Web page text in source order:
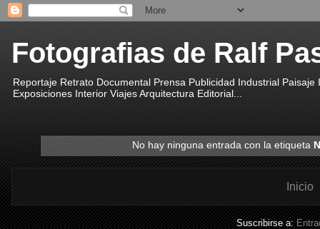
Fotografias de Ralf
Reportaje Retrato Documental Prensa Publicidad Industrial
Exposiciones Interior Viajes Arquitectura Editorial...
No hay ninguna entrada con la etiqueta
Inicio
Suscribirse a: